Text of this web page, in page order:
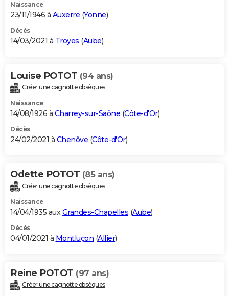
Naissance
23/11/1946 à Auxerre (Yonne)
Décès
14/03/2021 à Troyes (Aube)
Louise POTOT (94 ans)
Créer une cagnotte obsèques
Naissance
14/08/1926 à Charrey-sur-Saône (Côte-d'Or)
Décès
24/02/2021 à Chenôve (Côte-d'Or)
Odette POTOT (85 ans)
Créer une cagnotte obsèques
Naissance
14/04/1935 auxGrandes-Chapelles (Aube)
Décès
04/01/2021 à Montluçon (Allier)
Reine POTOT (97 ans)
Créer une cagnotte obsèques